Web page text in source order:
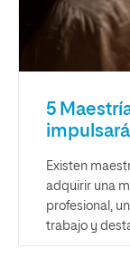
5
Existen
adquirir una
profesional,
trabajo y